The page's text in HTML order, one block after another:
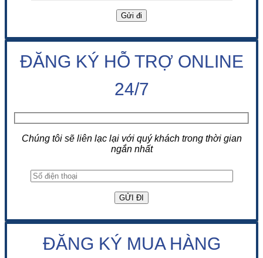
ĐĂNG KÝ HỖ TRỢ ONLINE
24/7
Chúng tôi sẽ liên lạc lại với quý khách trong thời gian
ngắn nhất
ĐĂNG KÝ MUA HÀNG